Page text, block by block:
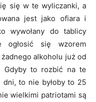
się w te wyliczanki, a
jest jako ofiara i
wywołany do tablicy
ogłosić się wzorem
alkoholu już od
Gdyby to rozbić na te
to nie byłoby to 25
wielkimi patriotami są